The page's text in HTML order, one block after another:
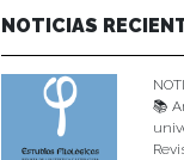
NOTICIAS
📚